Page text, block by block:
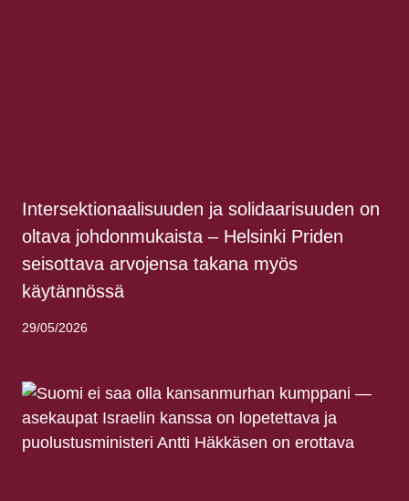
Intersektionaalisuuden ja solidaarisuuden on
oltava johdonmukaista – Helsinki Priden
seisottava arvojensa takana myös
käytännössä
29/05/2026